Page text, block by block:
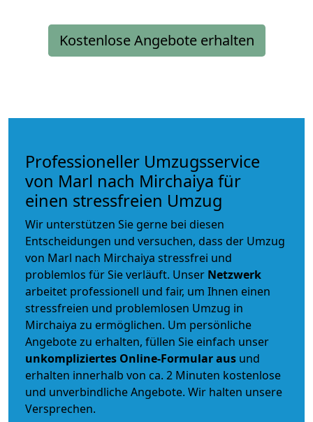
Kostenlose Angebote erhalten
Professioneller Umzugsservice
von Marl nach Mirchaiya für
einen stressfreien Umzug
Wir unterstützen Sie gerne bei diesen
Entscheidungen und versuchen, dass der Umzug
von Marl nach Mirchaiya stressfrei und
problemlos für Sie verläuft. Unser Netzwerk
arbeitet professionell und fair, um Ihnen einen
stressfreien und problemlosen Umzug in
Mirchaiya zu ermöglichen. Um persönliche
Angebote zu erhalten, füllen Sie einfach unser
unkompliziertes Online-Formular aus und
erhalten innerhalb von ca. 2 Minuten kostenlose
und unverbindliche Angebote. Wir halten unsere
Versprechen.